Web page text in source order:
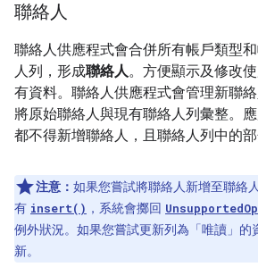
聯絡人
聯絡人供應程式會合併所有帳戶類型
人列，形成聯絡人。方便顯示及修改
有資料。聯絡人供應程式會管理新聯
將原始聯絡人與現有聯絡人列彙整。
都不得新增聯絡人，且聯絡人列中的部
注意： 如果您嘗試將聯絡人新增至聯絡
有 insert() ，系統會擲回
例外狀況。如果您嘗試更新列為「唯讀」的
新。